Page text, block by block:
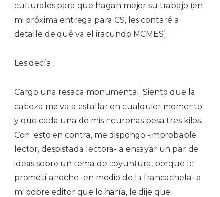
culturales para que hagan mejor su trabajo (en
mi próxima entrega para CS, les contaré a
detalle de qué va el iracundo MCMES).
Les decía.
Cargo una resaca monumental. Siento que la
cabeza me va a estallar en cualquier momento
y que cada una de mis neuronas pesa tres kilos.
Con esto en contra, me dispongo -improbable
lector, despistada lectora- a ensayar un par de
ideas sobre un tema de coyuntura, porque le
prometí anoche -en medio de la francachela- a
mi pobre editor que lo haría, le dije que